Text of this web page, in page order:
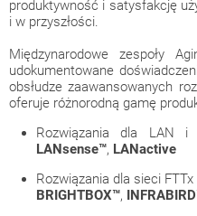
produktywność i satysfakcję
i w przyszłości.
Międzynarodowe zespoły
udokumentowane
obsłudze zaawansowanych
oferuje różnorodną gamę
Rozwiązania dla LAN i
LANsense™, LANactive
Rozwiązania dla sieci
BRIGHTBOX™,